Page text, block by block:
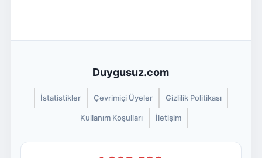
Duygusuz.com
İstatistikler Çevrimiçi Üyeler Gizlilik Politikası
Kullanım Koşulları İletişim